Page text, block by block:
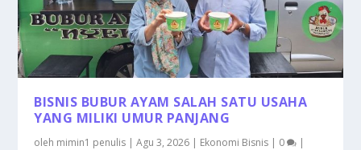
BISNIS BUBUR AYAM SALAH SATU USAHA
YANG MILIKI UMUR PANJANG
oleh mimin1 penulis |Agu 3, 2026 | Ekonomi Bisnis | 0 |